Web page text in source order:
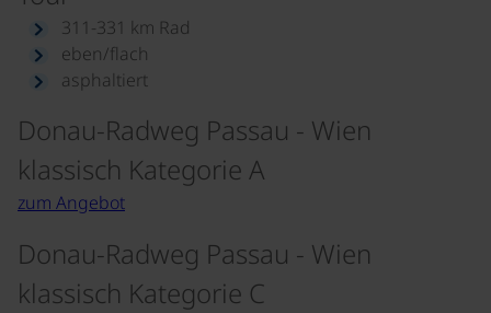
311-331 km Rad
eben/flach
asphaltiert
Donau-Radweg Passau - Wien
klassisch Kategorie A
zum Angebot
Donau-Radweg Passau - Wien
klassisch Kategorie C